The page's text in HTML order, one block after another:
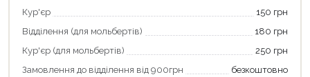
щоб
зекономити
та
отримати
додаткові
переваги!
«Національний
кешбек»
та
отримуйте
вигідне
повернення
Кур'єр
150 грн
Відділення (для мольбертів)
180 грн
Кур'єр (для мольбертів)
250 грн
Замовлення до відділення від 900грн
безкоштовно